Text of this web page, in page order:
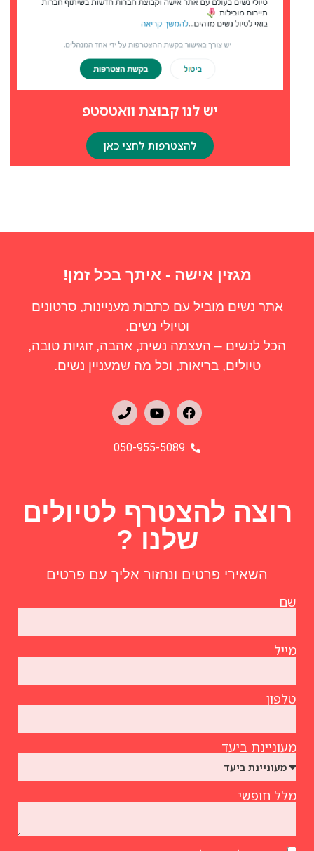
יש לנו קבוצת וואטסטפ
להצטרפות לחצי כאן
מגזין אישה - איתך בכל זמן!
אתר נשים מוביל עם כתבות מעניינות, סרטונים
וטיולי נשים.
הכל לנשים – העצמה נשית, אהבה, זוגיות טובה,
טיולים, בריאות, וכל מה שמעניין נשים.
050-955-5089
רוצה להצטרף לטיולים
שלנו ?
השאירי פרטים ונחזור אליך עם פרטים
שם
מייל
טלפון
מעוניינת ביעד
מלל חופשי